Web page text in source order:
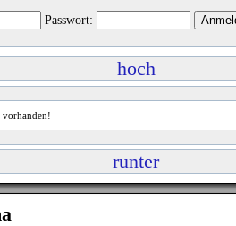
Passwort:
hoch
vorhanden!
runter